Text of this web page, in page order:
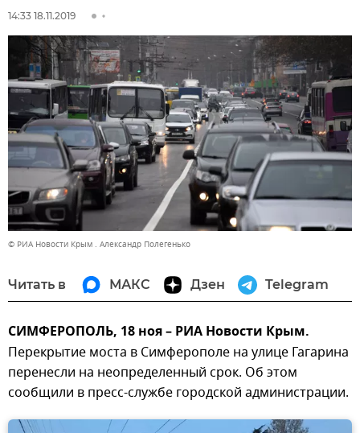
14:33 18.11.2019
© РИА Новости Крым . Александр Полегенько
Читать в МАКС Дзен Telegram
CИМФЕРОПОЛЬ, 18 ноя – РИА Новости Крым.
Перекрытие моста в Симферополе на улице Гагарина
перенесли на неопределенный срок. Об этом
сообщили в пресс-службе городской администрации.